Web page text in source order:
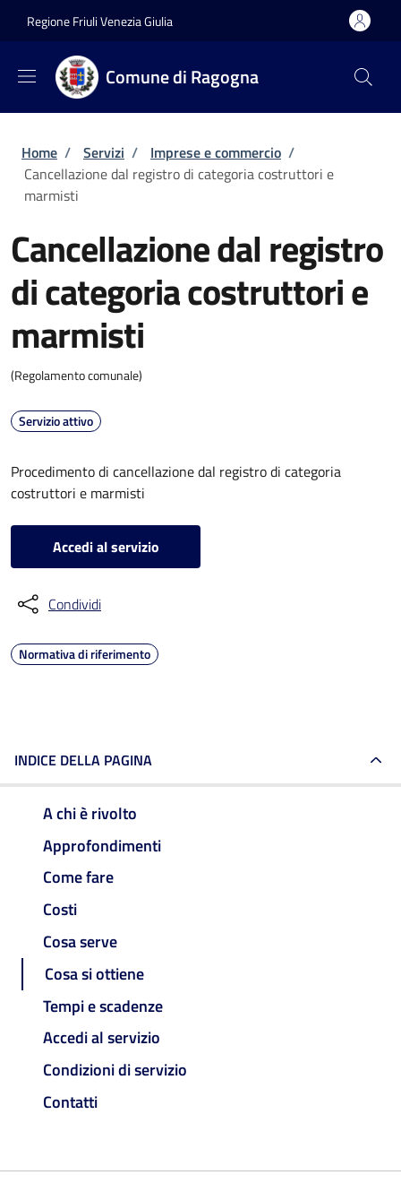
Regione Friuli Venezia Giulia
Comune di Ragogna
Briciole di pane
Home / Servizi / Imprese e commercio /
Cancellazione dal registro di categoria costruttori e
marmisti
Cancellazione dal registro
di categoria costruttori e
marmisti
(Regolamento comunale)
Servizio attivo
Procedimento di cancellazione dal registro di categoria
costruttori e marmisti
Accedi al servizio
Condividi
Normativa di riferimento
INDICE DELLA PAGINA
A chi è rivolto
Approfondimenti
Come fare
Costi
Cosa serve
Cosa si ottiene
Tempi e scadenze
Accedi al servizio
Condizioni di servizio
Contatti